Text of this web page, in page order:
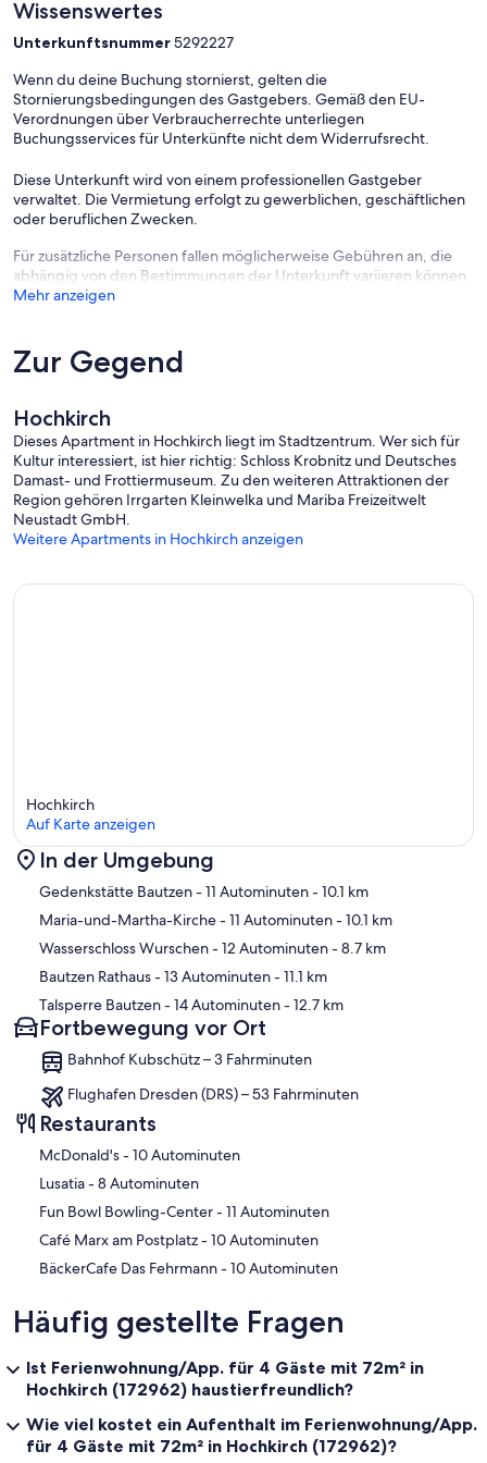
Wissenswertes
Unterkunftsnummer5292227
Wenn du deine Buchung stornierst, gelten die
Stornierungsbedingungen des Gastgebers. Gemäß den EU-
Verordnungen über Verbraucherrechte unterliegen
Buchungsservices für Unterkünfte nicht dem Widerrufsrecht.
Diese Unterkunft wird von einem professionellen Gastgeber
verwaltet. Die Vermietung erfolgt zu gewerblichen, geschäftlichen
oder beruflichen Zwecken.
Für zusätzliche Personen fallen möglicherweise Gebühren an, die
abhängig von den Bestimmungen der Unterkunft variieren können.
Mehr anzeigen
Zur Gegend
Hochkirch
Dieses Apartment in Hochkirch liegt im Stadtzentrum. Wer sich für
Kultur interessiert, ist hier richtig: Schloss Krobnitz und Deutsches
Damast- und Frottiermuseum. Zu den weiteren Attraktionen der
Region gehören Irrgarten Kleinwelka und Mariba Freizeitwelt
Neustadt GmbH.
Weitere Apartments in Hochkirch anzeigen
Karte
Hochkirch
Auf Karte anzeigen
In der Umgebung
Gedenkstätte Bautzen- 11 Autominuten- 10.1 km
Maria-und-Martha-Kirche- 11 Autominuten- 10.1 km
Wasserschloss Wurschen- 12 Autominuten- 8.7 km
Bautzen Rathaus- 13 Autominuten- 11.1 km
Talsperre Bautzen- 14 Autominuten- 12.7 km
Fortbewegung vor Ort
Bahnhof Kubschütz – 3 Fahrminuten
Flughafen Dresden (DRS) – 53 Fahrminuten
Restaurants
‪McDonald's - ‬10 Autominuten
‪Lusatia - ‬8 Autominuten
‪Fun Bowl Bowling-Center - ‬11 Autominuten
‪Café Marx am Postplatz - ‬10 Autominuten
‪BäckerCafe Das Fehrmann - ‬10 Autominuten
Häufig gestellte Fragen
Ist Ferienwohnung/App. für 4 Gäste mit 72m² in
Hochkirch (172962) haustierfreundlich?
Wie viel kostet ein Aufenthalt im Ferienwohnung/App.
für 4 Gäste mit 72m² in Hochkirch (172962)?